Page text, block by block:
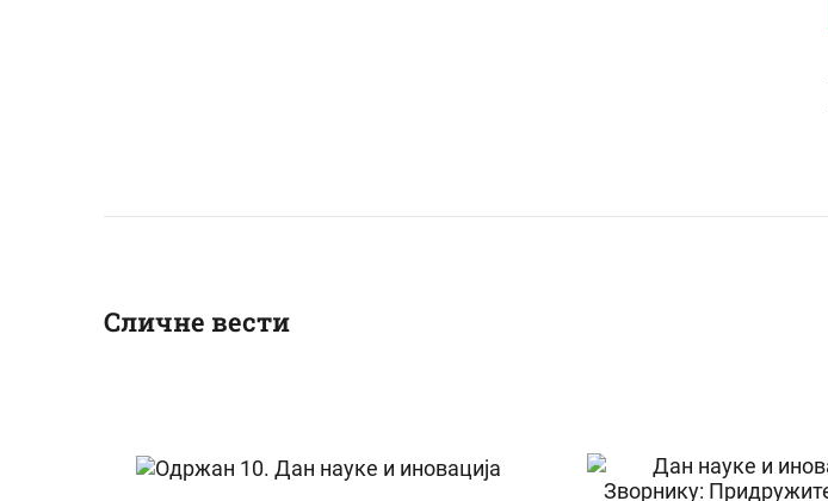
Сличне вести